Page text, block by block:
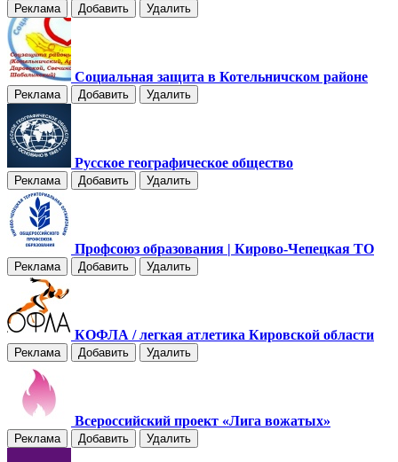
Реклама Добавить Удалить
Социальная защита в Котельничском районе
Реклама Добавить Удалить
Русское географическое общество
Реклама Добавить Удалить
Профсоюз образования | Кирово-Чепецкая ТО
Реклама Добавить Удалить
КОФЛА / легкая атлетика Кировской области
Реклама Добавить Удалить
Всероссийский проект «Лига вожатых»
Реклама Добавить Удалить